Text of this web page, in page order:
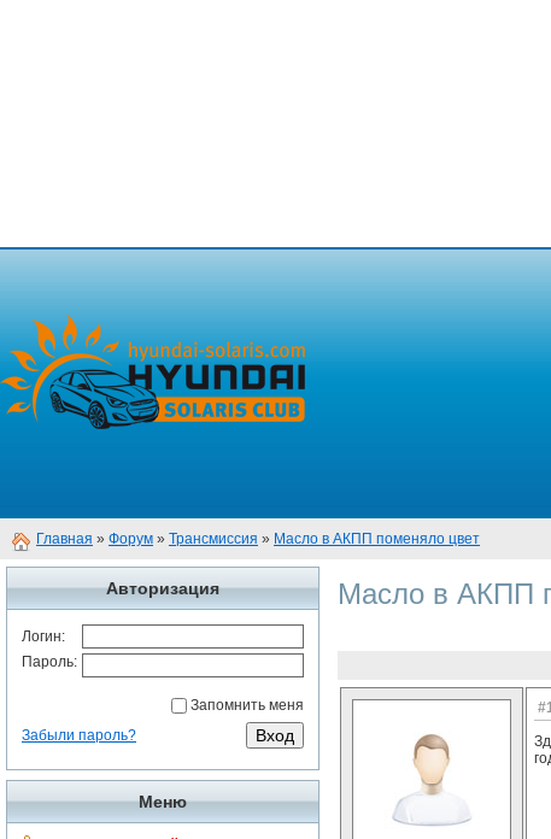
Главная » Форум » Трансмиссия » Масло в АКПП поменяло цвет
Авторизация
Логин:
Пароль:
Запомнить меня
Забыли пароль?
Меню
Масло в АКПП